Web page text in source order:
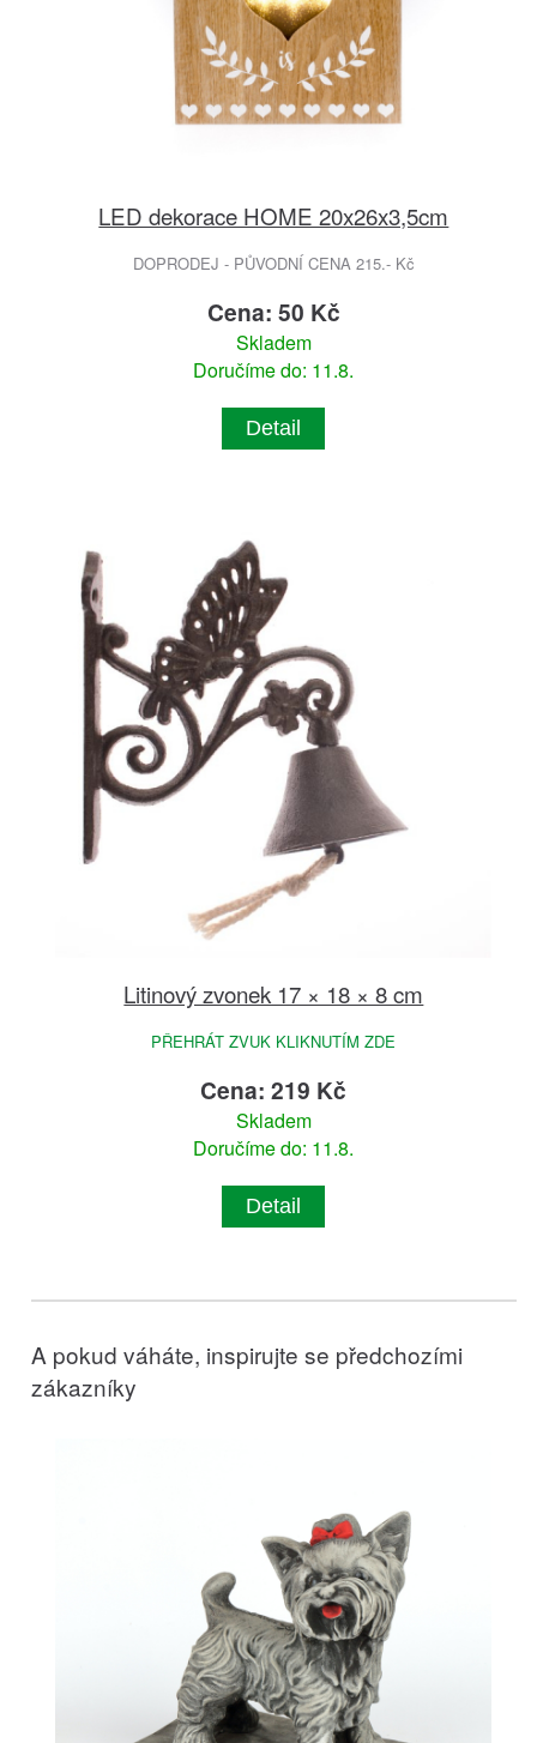
LED dekorace HOME 20x26x3,5cm
DOPRODEJ - PŮVODNÍ CENA 215.- Kč
Cena: 50 Kč
Skladem
Doručíme do: 11.8.
Detail
Litinový zvonek 17 × 18 × 8 cm
PŘEHRÁT ZVUK KLIKNUTÍM ZDE
Cena: 219 Kč
Skladem
Doručíme do: 11.8.
Detail
A pokud váháte, inspirujte se předchozími
zákazníky